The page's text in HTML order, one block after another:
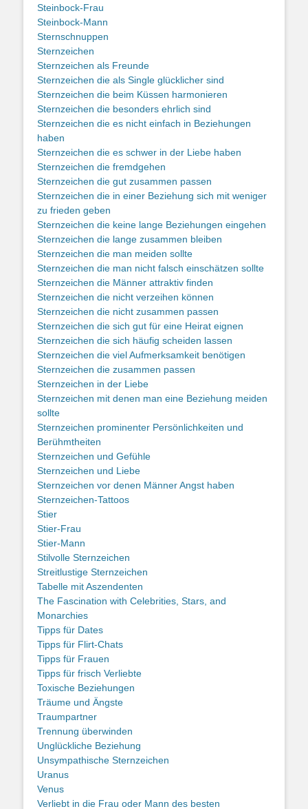
Steinbock-Frau
Steinbock-Mann
Sternschnuppen
Sternzeichen
Sternzeichen als Freunde
Sternzeichen die als Single glücklicher sind
Sternzeichen die beim Küssen harmonieren
Sternzeichen die besonders ehrlich sind
Sternzeichen die es nicht einfach in Beziehungen
haben
Sternzeichen die es schwer in der Liebe haben
Sternzeichen die fremdgehen
Sternzeichen die gut zusammen passen
Sternzeichen die in einer Beziehung sich mit weniger
zu frieden geben
Sternzeichen die keine lange Beziehungen eingehen
Sternzeichen die lange zusammen bleiben
Sternzeichen die man meiden sollte
Sternzeichen die man nicht falsch einschätzen sollte
Sternzeichen die Männer attraktiv finden
Sternzeichen die nicht verzeihen können
Sternzeichen die nicht zusammen passen
Sternzeichen die sich gut für eine Heirat eignen
Sternzeichen die sich häufig scheiden lassen
Sternzeichen die viel Aufmerksamkeit benötigen
Sternzeichen die zusammen passen
Sternzeichen in der Liebe
Sternzeichen mit denen man eine Beziehung meiden
sollte
Sternzeichen prominenter Persönlichkeiten und
Berühmtheiten
Sternzeichen und Gefühle
Sternzeichen und Liebe
Sternzeichen vor denen Männer Angst haben
Sternzeichen-Tattoos
Stier
Stier-Frau
Stier-Mann
Stilvolle Sternzeichen
Streitlustige Sternzeichen
Tabelle mit Aszendenten
The Fascination with Celebrities, Stars, and
Monarchies
Tipps für Dates
Tipps für Flirt-Chats
Tipps für Frauen
Tipps für frisch Verliebte
Toxische Beziehungen
Träume und Ängste
Traumpartner
Trennung überwinden
Unglückliche Beziehung
Unsympathische Sternzeichen
Uranus
Venus
Verliebt in die Frau oder Mann des besten